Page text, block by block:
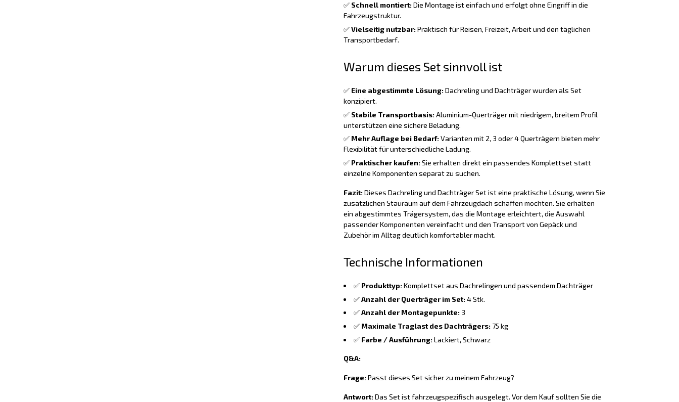
✅ Schnell montiert:Die Montage ist einfach und erfolgt ohne Eingriff in die
Fahrzeugstruktur.
✅Vielseitig nutzbar:Praktisch für Reisen, Freizeit, Arbeit und den täglichen
Transportbedarf.
Warum dieses Set sinnvoll ist
✅ Eine abgestimmte Lösung:Dachreling und Dachträger wurden als Set
konzipiert.
✅ Stabile Transportbasis:Aluminium-Querträger mit niedrigem, breitem Profil
unterstützen eine sichere Beladung.
✅ Mehr Auflage bei Bedarf:Varianten mit 2, 3 oder 4 Querträgern bieten mehr
Flexibilität für unterschiedliche Ladung.
✅ Praktischer kaufen:Sie erhalten direkt ein passendes Komplettset statt
einzelne Komponenten separat zu suchen.
Fazit:Dieses Dachreling und Dachträger Set ist eine praktische Lösung, wenn Sie
zusätzlichen Stauraum auf dem Fahrzeugdach schaffen möchten. Sie erhalten
ein abgestimmtes Trägersystem, das die Montage erleichtert, die Auswahl
passender Komponenten vereinfacht und den Transport von Gepäck und
Zubehör im Alltag deutlich komfortabler macht.
Technische Informationen
✅ Produkttyp:Komplettset aus Dachrelingen und passendem Dachträger
✅Anzahl der Querträger im Set:4 Stk.
✅Anzahl der Montagepunkte:3
✅ Maximale Traglast des Dachträgers:75 kg
✅ Farbe / Ausführung:Lackiert, Schwarz
Q&A:
Frage:Passt dieses Set sicher zu meinem Fahrzeug?
Antwort:Das Set ist fahrzeugspezifisch ausgelegt. Vor dem Kauf sollten Sie die